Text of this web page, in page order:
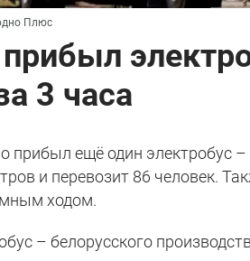
Плюс
3 часа
прибыл ещё один электробус
и перевозит 86 человек.
ходом.
– белорусского